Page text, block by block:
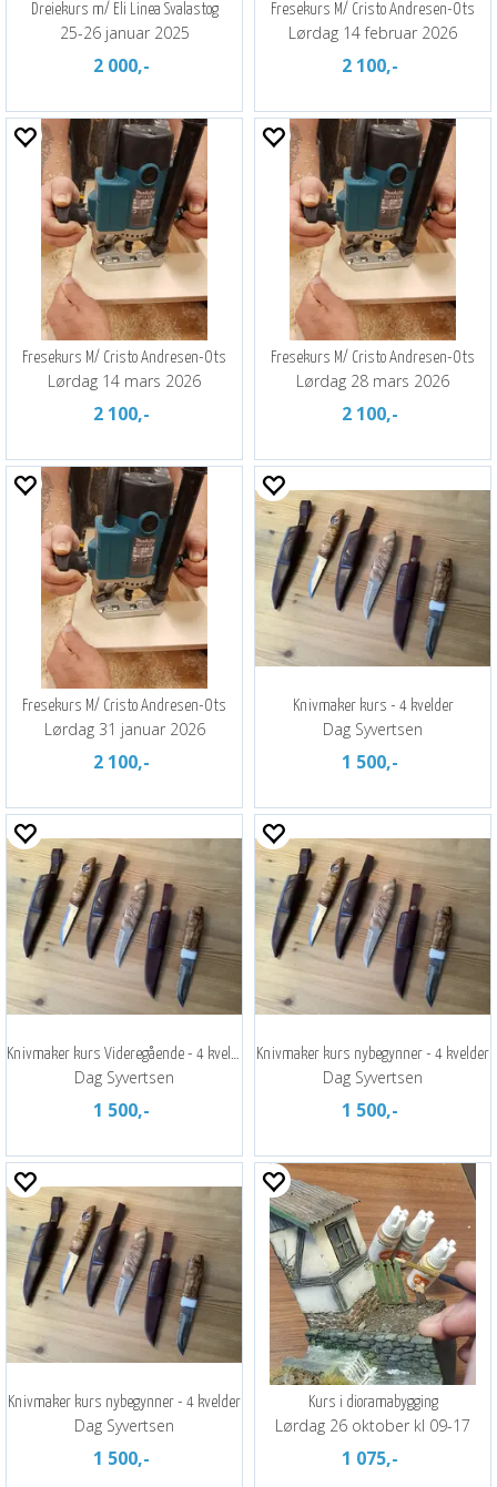
Dreiekurs m/ Eli Linea Svalastog
25-26 januar 2025
2 000,-
Fresekurs M/ Cristo Andresen-Ots
Lørdag 14 februar 2026
2 100,-
Fresekurs M/ Cristo Andresen-Ots
Lørdag 14 mars 2026
2 100,-
Fresekurs M/ Cristo Andresen-Ots
Lørdag 28 mars 2026
2 100,-
Fresekurs M/ Cristo Andresen-Ots
Lørdag 31 januar 2026
2 100,-
Knivmaker kurs - 4 kvelder
Dag Syvertsen
1 500,-
Knivmaker kurs Videregående - 4 kvelder
Dag Syvertsen
1 500,-
Knivmaker kurs nybegynner - 4 kvelder
Dag Syvertsen
1 500,-
Knivmaker kurs nybegynner - 4 kvelder
Dag Syvertsen
1 500,-
Kurs i dioramabygging
Lørdag 26 oktober kl 09-17
1 075,-